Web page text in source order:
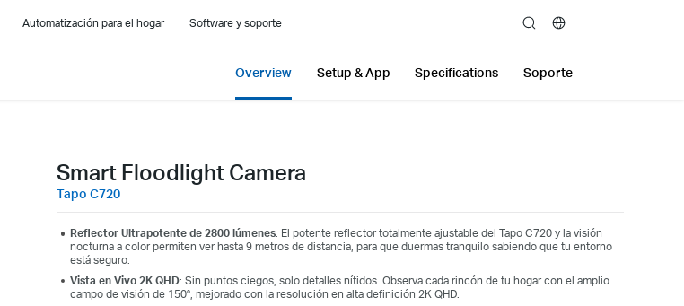
Automatización para el hogar Software y soporte search
Overview Setup & App Specifications Soporte
Smart Floodlight Camera
Tapo C720
Reflector Ultrapotente de 2800 lúmenes: El potente reflector totalmente ajustable del Tapo C720 y la visión
nocturna a color permiten ver hasta 9 metros de distancia, para que duermas tranquilo sabiendo que tu entorno
está seguro.
Vista en Vivo 2K QHD: Sin puntos ciegos, solo detalles nítidos. Observa cada rincón de tu hogar con el amplio
campo de visión de 150°, mejorado con la resolución en alta definición 2K QHD.